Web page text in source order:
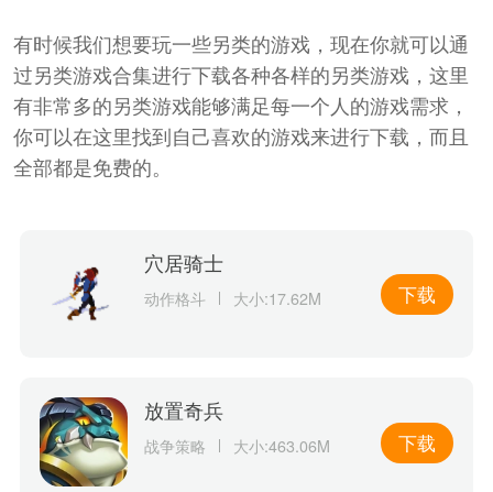
有时候我们想要玩一些另类的游戏，现在你就可以通
过另类游戏合集进行下载各种各样的另类游戏，这里
有非常多的另类游戏能够满足每一个人的游戏需求，
你可以在这里找到自己喜欢的游戏来进行下载，而且
全部都是免费的。
穴居骑士
动作格斗 大小:17.62M 下载
放置奇兵
战争策略 大小:463.06M 下载